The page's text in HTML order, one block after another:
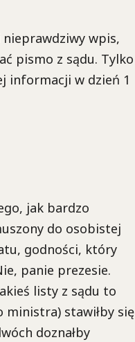
wpis,
pismo z sądu. Tylko
informacji w dzień 1
jak bardzo
do osobistej
godności, który
panie prezesie.
listy z sądu to
ministra) stawiłby się
doznałby